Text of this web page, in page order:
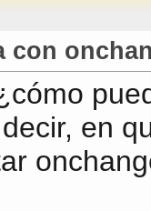
con
en